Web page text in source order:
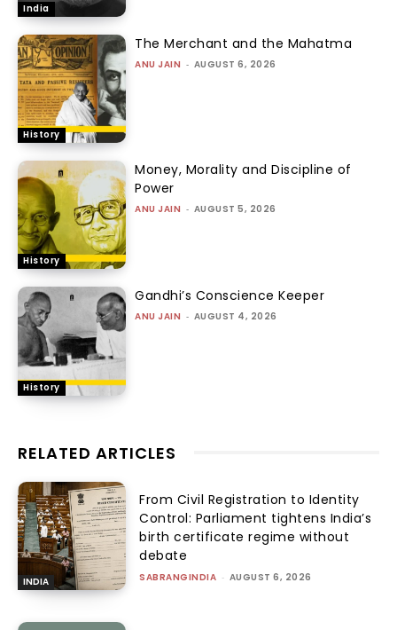
India
History
The Merchant and the Mahatma
ANU JAIN - AUGUST 6, 2026
History
Money, Morality and Discipline of
Power
ANU JAIN - AUGUST 5, 2026
History
Gandhi’s Conscience Keeper
ANU JAIN - AUGUST 4, 2026
RELATED ARTICLES
INDIA
From Civil Registration to Identity
Control: Parliament tightens India’s
birth certificate regime without
debate
SABRANGINDIA - AUGUST 6, 2026